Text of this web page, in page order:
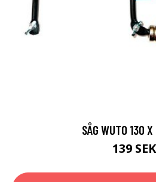
SÅG WUTO 130 X
139 SEK